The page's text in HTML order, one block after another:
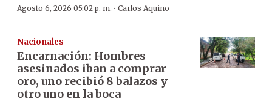
Agosto 6, 2026 05:02 p. m. · Carlos Aquino
Nacionales
Encarnación: Hombres
asesinados iban a comprar
oro, uno recibió 8 balazos y
otro uno en la boca